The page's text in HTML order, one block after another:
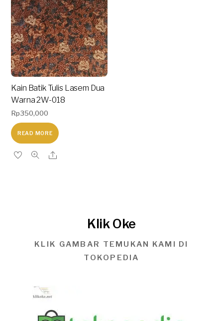
Kain Batik Tulis Lasem Dua
Warna 2W-018
Rp350,000
READ MORE
Klik Oke
KLIK GAMBAR TEMUKAN KAMI DI
TOKOPEDIA